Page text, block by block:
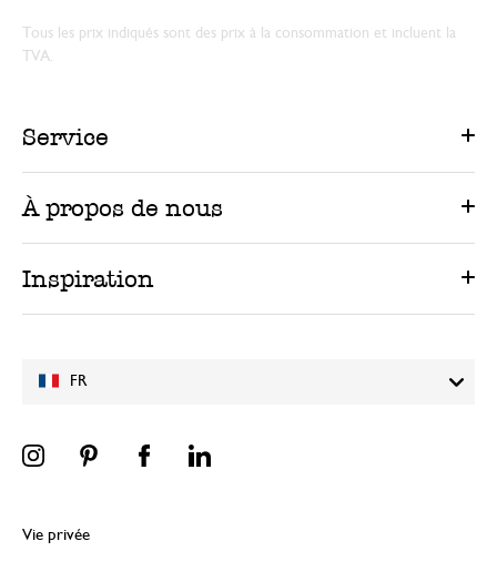
FR
Tous les prix indiqués sont des prix à la consommation et incluent la
TVA.
Service
À propos de nous
Inspiration
Vie privée